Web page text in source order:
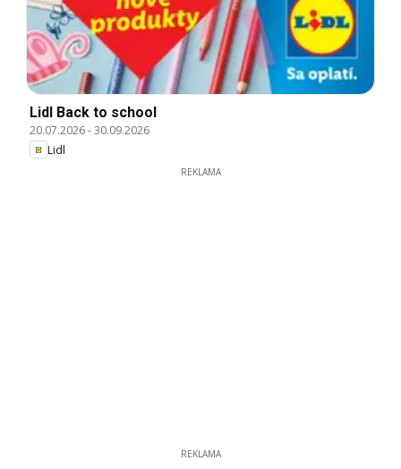
Lidl Back to school
20.07.2026-30.09.2026
Lidl
REKLAMA
REKLAMA